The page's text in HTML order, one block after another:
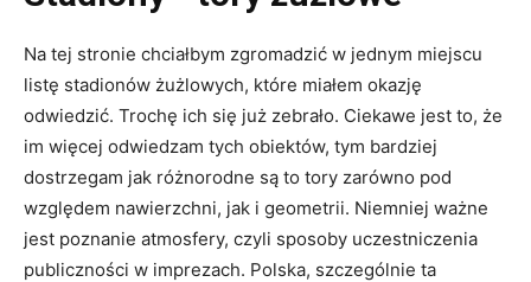
Na tej stronie chciałbym zgromadzić w jednym miejscu
listę stadionów żużlowych, które miałem okazję
odwiedzić. Trochę ich się już zebrało. Ciekawe jest to, że
im więcej odwiedzam tych obiektów, tym bardziej
dostrzegam jak różnorodne są to tory zarówno pod
względem nawierzchni, jak i geometrii. Niemniej ważne
jest poznanie atmosfery, czyli sposoby uczestniczenia
publiczności w imprezach. Polska, szczególnie ta